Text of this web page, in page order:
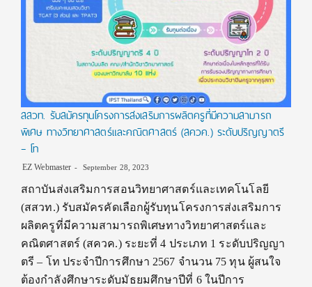
สสวท. รับสมัครทุนโครงการส่งเสริมการผลิตครูที่มีความสามารถ
พิเศษ ทางวิทยาศาสตร์และคณิตศาสตร์ (สควค.) ระดับปริญญาตรี
– โท
EZ Webmaster September 28, 2023
สถาบันส่งเสริมการสอนวิทยาศาสตร์และเทคโนโลยี
(สสวท.) รับสมัครคัดเลือกผู้รับทุนโครงการส่งเสริมการ
ผลิตครูที่มีความสามารถพิเศษทางวิทยาศาสตร์และ
คณิตศาสตร์ (สควค.) ระยะที่ 4 ประเภท 1 ระดับปริญญา
ตรี – โท ประจำปีการศึกษา 2567 จำนวน 75 ทุน ผู้สนใจ
ต้องกำลังศึกษาระดับมัธยมศึกษาปีที่ 6 ในปีการ